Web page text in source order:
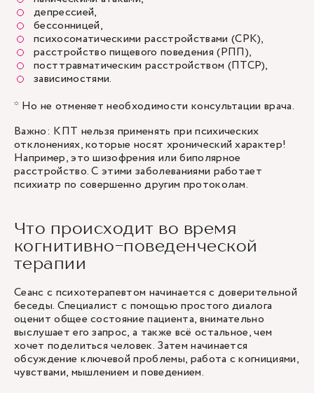
депрессией,
бессонницей,
психосоматическими расстройствами (СРК),
расстройство пищевого поведения (РПП),
посттравматическим расстройством (ПТСР),
зависимостями.
* Но не отменяет необходимости консультации врача.
Важно: КПТ нельзя применять при психических
отклонениях, которые носят хронический характер!
Например, это шизофрения или биполярное
расстройство. С этими заболеваниями работает
психиатр по совершенно другим протоколам.
Что происходит во время
когнитивно-поведенческой
терапии
Сеанс с психотерапевтом начинается с доверительной
беседы. Специалист с помощью простого диалога
оценит общее состояние пациента, внимательно
выслушает его запрос, а также всё остальное, чем
хочет поделиться человек. Затем начинается
обсуждение ключевой проблемы, работа с когнициями,
чувствами, мышлением и поведением.